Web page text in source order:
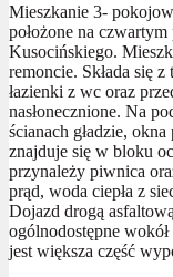
Mieszkanie 3-
położone na
Kusocińskiego.
remoncie. Składa się
łazienki z wc oraz
nasłonecznione. Na
ścianach gładzie,
znajduje się w bloku
przynależy piwnica
prąd, woda ciepła z
Dojazd drogą
ogólnodostępne
jest większa część